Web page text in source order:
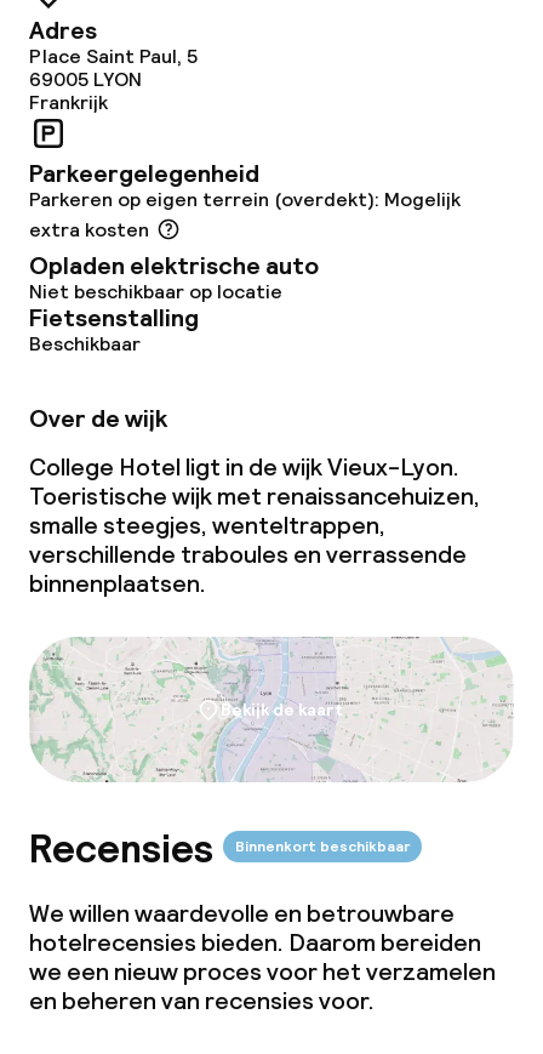
Zakelijke faciliteiten
Vergaderruimte
Beleid
Overal rookvrij
Adres
Place Saint Paul, 5
69005 LYON
Frankrijk
Parkeergelegenheid
Parkeren op eigen terrein (overdekt): Mogelijk
extra kosten
Opladen elektrische auto
Niet beschikbaar op locatie
Fietsenstalling
Beschikbaar
Over de wijk
College Hotel ligt in de wijk Vieux-Lyon.
Toeristische wijk met renaissancehuizen,
smalle steegjes, wenteltrappen,
verschillende traboules en verrassende
binnenplaatsen.
Bekijk de kaart
Recensies Binnenkort beschikbaar
We willen waardevolle en betrouwbare
hotelrecensies bieden. Daarom bereiden
we een nieuw proces voor het verzamelen
en beheren van recensies voor.